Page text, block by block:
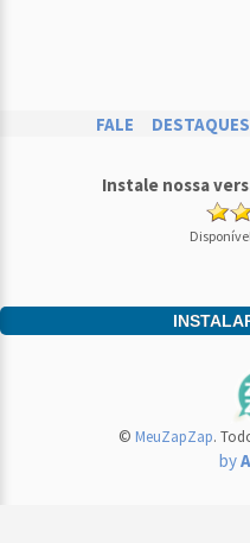
FALE DESTAQUES
Instale nossa
© MeuZapZap.
by